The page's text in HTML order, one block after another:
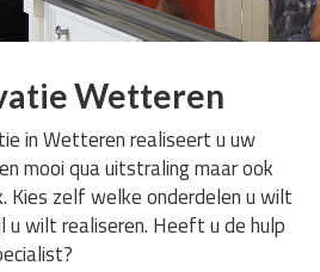
Wetteren
in Wetteren realiseert u uw
mooi qua uitstraling maar ook
Kies zelf welke onderdelen u wilt
u wilt realiseren. Heeft u de hulp